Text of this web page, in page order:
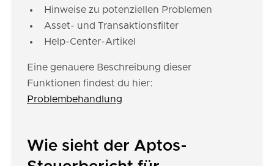
Hinweise zu potenziellen Problemen
Asset- und Transaktionsfilter
Help-Center-Artikel
Eine genauere Beschreibung dieser
Funktionen findest du hier:
Problembehandlung
Wie sieht der Aptos-